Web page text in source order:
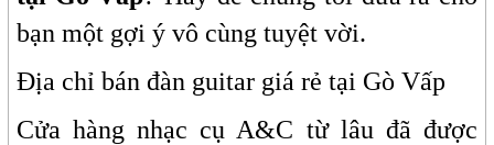
bạn một gợi ý vô cùng tuyệt vời.
Địa chỉ bán đàn guitar giá rẻ tại Gò Vấp
Cửa hàng nhạc cụ A&C từ lâu đã được